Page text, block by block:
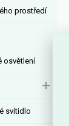
prostředí
osvětlení
svítidlo